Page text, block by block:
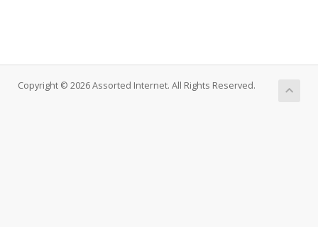
Copyright © 2026 Assorted Internet. All Rights Reserved.